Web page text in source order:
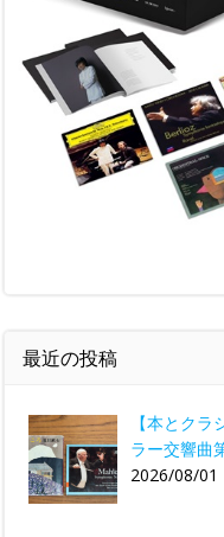
最近の投稿
【本とク
ラー交響曲
2026/08/01